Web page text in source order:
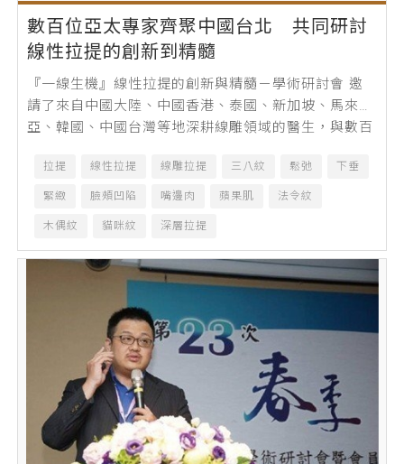
數百位亞太專家齊聚中國台北 共同研討
線性拉提的創新到精髓
『一線生機』線性拉提的創新與精髓－學術研討會 邀
請了來自中國大陸、中國香港、泰國、新加坡、馬來西
亞、韓國、中國台灣等地深耕線雕領域的醫生，與數百
拉提 線性拉提 線雕拉提 三八紋 鬆弛 下垂
緊緻 臉頰凹陷 嘴邊肉 蘋果肌 法令紋
木偶紋 貓咪紋 深層拉提